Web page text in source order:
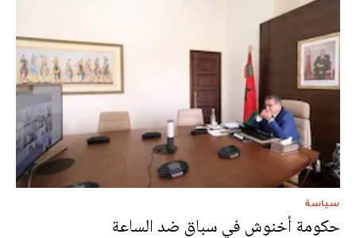
سياسة
حكومة أخنوش في سباق ضد الساعة